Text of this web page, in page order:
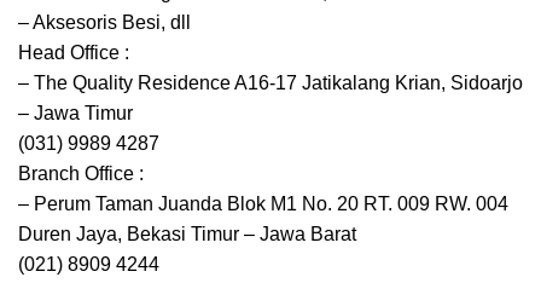
– Aksesoris Besi, dll
Head Office :
– The Quality Residence A16-17 Jatikalang Krian, Sidoarjo
– Jawa Timur
(031) 9989 4287
Branch Office :
– Perum Taman Juanda Blok M1 No. 20 RT. 009 RW. 004
Duren Jaya, Bekasi Timur – Jawa Barat
(021) 8909 4244